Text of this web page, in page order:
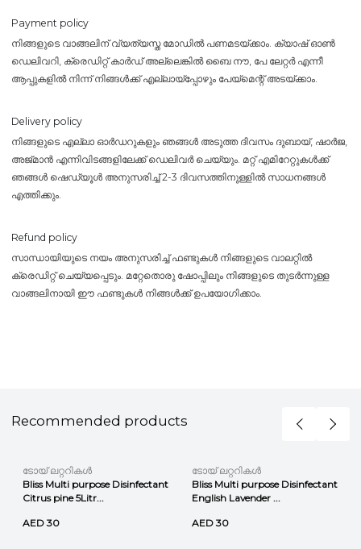
Payment policy
നിങ്ങളുടെ വാങ്ങലിന് വ്യത്യസ്ത മോഡിൽ പണമടയ്ക്കാം. ക്യാഷ് ഓൺ
ഡെലിവറി, ക്രെഡിറ്റ് കാർഡ് അല്ലെങ്കിൽ ബൈ നൗ, പേ ലേറ്റർ എന്നീ
ആപ്പുകളിൽ നിന്ന് നിങ്ങൾക്ക് എല്ലായ്പ്പോഴും പേയ്‌മെന്റ് അടയ്ക്കാം.
Delivery policy
നിങ്ങളുടെ എല്ലാ ഓർഡറുകളും ഞങ്ങൾ അടുത്ത ദിവസം ദുബായ്, ഷാർജ,
അജ്മാൻ എന്നിവിടങ്ങളിലേക്ക് ഡെലിവർ ചെയ്യും. മറ്റ് എമിറേറ്റുകൾക്ക്
ഞങ്ങൾ ഷെഡ്യൂൾ അനുസരിച്ച് 2-3 ദിവസത്തിനുള്ളിൽ സാധനങ്ങൾ
എത്തിക്കും.
Refund policy
സാന്ധായിയുടെ നയം അനുസരിച്ച് ഫണ്ടുകൾ നിങ്ങളുടെ വാലറ്റിൽ
ക്രെഡിറ്റ് ചെയ്യപ്പെടും. മറ്റേതൊരു ഷോപ്പിലും നിങ്ങളുടെ തുടർന്നുള്ള
വാങ്ങലിനായി ഈ ഫണ്ടുകൾ നിങ്ങൾക്ക് ഉപയോഗിക്കാം.
Recommended products
ടോയ് ലറ്ററികൾ
Bliss Multi purpose Disinfectant
Citrus pine 5Litr...
AED 30
ടോയ് ലറ്ററികൾ
Bliss Multi purpose Disinfectant
English Lavender ...
AED 30